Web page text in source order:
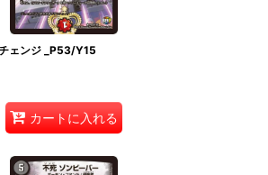
ェンジ _P53/Y15
カートに入れる